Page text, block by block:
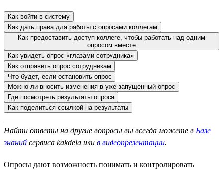
Как войти в систему
Как дать права для работы с опросами коллегам
Как предоставить доступ коллеге, чтобы работать над одним
опросом вместе
Как увидеть опрос «глазами сотрудника»
Как отправить опрос сотрудникам
Что будет, если остановить опрос
Можно ли вносить изменения в уже запущенный опрос
Где посмотреть результаты опроса
Как поделиться ссылкой на результаты
Найти ответы на другие вопросы вы всегда можете в Базе
знаний сервиса kakdela или в видеопрезентации.
Опросы дают возможность понимать и контролировать